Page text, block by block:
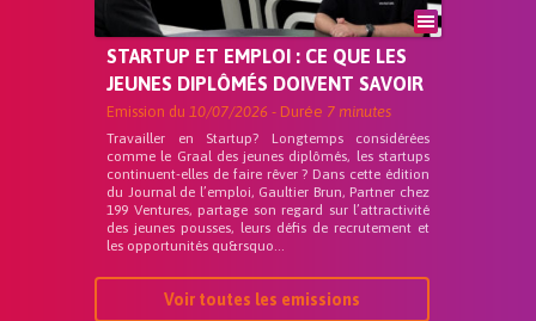
STARTUP ET EMPLOI : CE QUE LES
JEUNES DIPLÔMÉS DOIVENT SAVOIR
Emission du 10/07/2026 - Durée 7 minutes
Travailler en Startup? Longtemps considérées
comme le Graal des jeunes diplômés, les startups
continuent-elles de faire rêver ? Dans cette édition
du Journal de l’emploi, Gaultier Brun, Partner chez
199 Ventures, partage son regard sur l’attractivité
des jeunes pousses, leurs défis de recrutement et
les opportunités qu&rsquo...
Voir toutes les emissions